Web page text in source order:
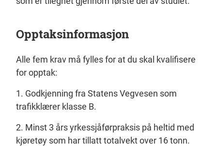
Opptaksinformasjon
Alle fem krav må fylles for at du skal kvalifisere
for opptak:
1. Godkjenning fra Statens Vegvesen som
trafikklærer klasse B.
2. Minst 3 års yrkessjåførpraksis på heltid med
kjøretøy som har tillatt totalvekt over 16 tonn.